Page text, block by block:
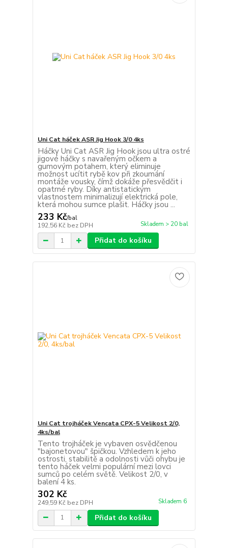
Uni Cat háček ASR Jig Hook 3/0 4ks
Háčky Uni Cat ASR Jig Hook jsou ultra ostré
jigové háčky s navařeným očkem a
gumovým potahem, který eliminuje
možnost ucítit rybě kov při zkoumání
montáže vousky, čímž dokáže přesvědčit i
opatrné ryby. Díky antistatickým
vlastnostem minimalizují elektrická pole,
která mohou sumce plašit. Háčky jsou ...
233 Kč/bal
192,56 Kč bez DPH Skladem > 20 bal
Přidat do košíku
Uni Cat trojháček Vencata CPX-5 Velikost 2/0,
4ks/bal
Tento trojháček je vybaven osvědčenou
"bajonetovou" špičkou. Vzhledem k jeho
ostrosti, stabilitě a odolnosti vůči ohybu je
tento háček velmi populární mezi lovci
sumců po celém světě. Velikost 2/0, v
balení 4 ks.
302 Kč
249,59 Kč bez DPH Skladem 6
Přidat do košíku